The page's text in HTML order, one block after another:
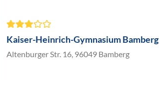
Kaiser-Heinrich-Gymnasium Bamberg
Altenburger Str. 16, 96049 Bamberg